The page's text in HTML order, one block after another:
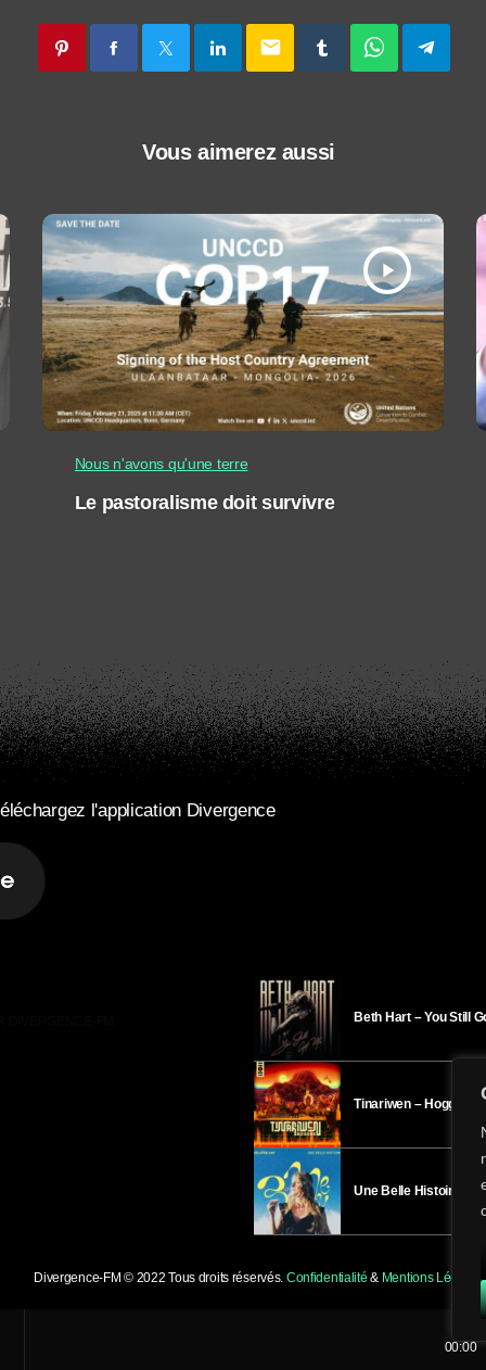
00:00
email
Vous aimerez aussi
play_arrow
Nous n'avons qu'une terre
Le pastoralisme doit survivre
l'application Divergence
Beth Hart – You Still
Tinariwen – Hoggar
Une Belle Histoire –
Divergence-FM © 2022 Tous droits réservés. Confidentialité & Mentions Légales.